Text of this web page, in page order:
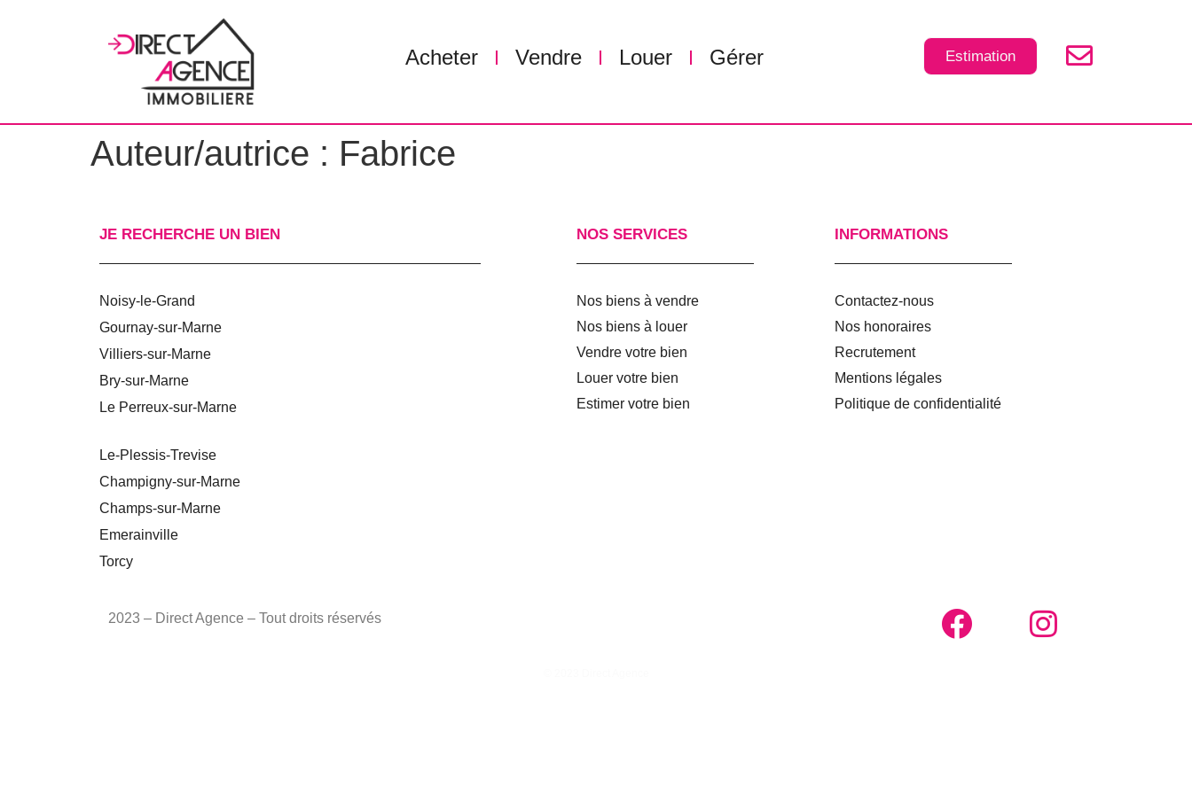
Acheter Vendre Louer Gérer Estimation
Auteur/autrice : Fabrice
JE RECHERCHE UN BIEN
Noisy-le-Grand
Gournay-sur-Marne
Villiers-sur-Marne
Bry-sur-Marne
Le Perreux-sur-Marne
Le-Plessis-Trevise
Champigny-sur-Marne
Champs-sur-Marne
Emerainville
Torcy
NOS SERVICES
Nos biens à vendre
Nos biens à louer
Vendre votre bien
Louer votre bien
Estimer votre bien
INFORMATIONS
Contactez-nous
Nos honoraires
Recrutement
Mentions légales
Politique de confidentialité
2023 – Direct Agence – Tout droits réservés